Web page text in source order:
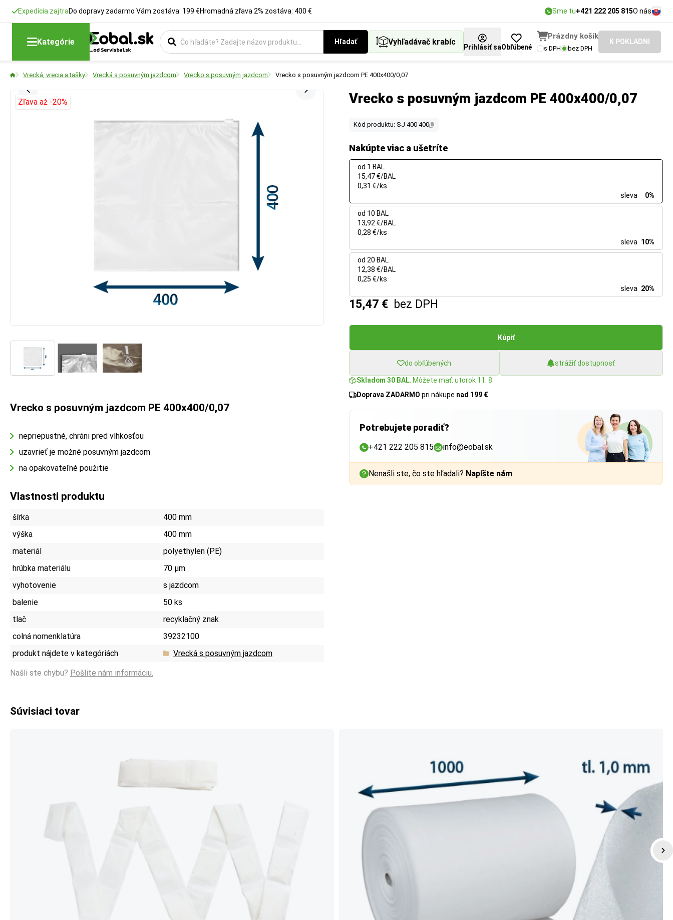
Expedícia zajtraDo dopravy zadarmo Vám zostáva: 199 €Hromadná zľava 2% zostáva: 400 € Sme tu+421 222 205 815O nás
Kategórie Hľadať Vyhľadávač krabíc
Prihlásiť saObľúbené
Prázdny košík
s DPH bez DPH
K POKLADNI
Vrecká, vrecia a tašky Vrecká s posuvným jazdcom Vrecko s posuvným jazdcom Vrecko s posuvným jazdcom PE 400x400/0,07
Vrecko s posuvným jazdcom PE 400x400/0,07
Kód produktu: SJ 400 400
Nakúpte viac a ušetríte
od 1 BAL
15,47 €/BAL
0,31 €/ks
sleva
0%
od 10 BAL
13,92 €/BAL
0,28 €/ks
sleva 10%
od 20 BAL
12,38 €/BAL
0,25 €/ks
sleva 20%
15,47 € bez DPH
Kúpiť
do obľúbených strážiť dostupnosť
Skladom 30 BAL . Môžete mať: utorok 11. 8.
Doprava ZADARMO pri nákupe nad 199 €
Potrebujete poradiť?
+421 222 205 815 info@eobal.sk
Nenašli ste, čo ste hľadali? Napíšte nám
Zľava až -20%
Vrecko s posuvným jazdcom PE 400x400/0,07
nepriepustné, chráni pred vlhkosťou
uzavrieť je možné posuvným jazdcom
na opakovateľné použitie
Vlastnosti produktu
šírka
400 mm
výška
400 mm
materiál
polyethylen (PE)
hrúbka materiálu
70 µm
vyhotovenie
s jazdcom
balenie
50 ks
tlač
recyklačný znak
colná nomenklatúra
39232100
produkt nájdete v kategóriách
Vrecká s posuvným jazdcom
Našli ste chybu? Pošlite nám informáciu.
Súvisiaci tovar